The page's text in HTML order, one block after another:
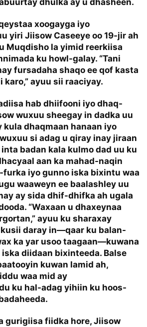
dhulka ay u dhasheen.
xoogayga iyo
yiri Jiisow Caseeye oo 19-jir ah
Muqdisho la yimid reerkiisa
ku howl-galay. “Tani
fursadaha shaqo ee qof kasta
karo,” ayuu sii raaciyay.
hab dhiifooni iyo dhaq-
wuxuu sheegay in dadka uu
kula dhaqmaan hanaan iyo
si adag u qiray inay jiraan
badan kala kulmo dad uu ku
aan ka mahad-naqin
furka iyo gunno iska bixintu waa
waaweyn ee baalashley uu
ay sida dhif-dhifka ah ugala
“Waxaan u dhaxeynaa
ayuu ku sharaxay
daray in—qaar ku balan-
ka yar usoo taagaan—kuwana
diidaan bixinteeda. Balse
kuwan lamid ah,
waa mid ay
ku hal-adag yihiin ku hoos-
gurigiisa fiidka hore, Jiisow